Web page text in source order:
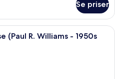
Se priser
Suite, 1 kingsize-seng, terrasse
(Paul R. Williams - 1950s